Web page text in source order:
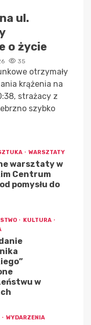
ul.
o życie
35
otrzymały
krążenia na
strażacy z
szybko
WARSZTATY
warsztaty w
Centrum
pomysłu do
KULTURA
w
WYDARZENIA